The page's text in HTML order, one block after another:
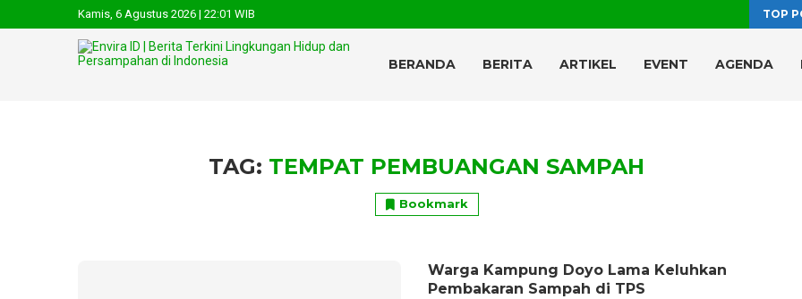
Kamis, 6 Agustus 2026 | 22:01 WIB TOP
BERANDA BERITA ARTIKEL EVENT AGENDA
TAG: TEMPAT PEMBUANGAN SAMPAH
Bookmark
Warga Kampung Doyo Lama Keluhkan
Pembakaran Sampah di TPS